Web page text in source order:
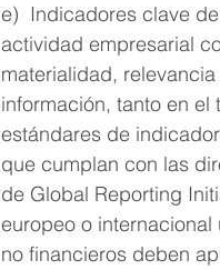
e)  Indicadores clave
actividad empresarial
materialidad,
información, tanto en
estándares de
que cumplan con las
de Global Reporting
europeo o
no financieros deben